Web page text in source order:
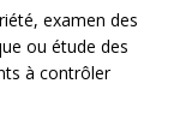
examen des
ou étude des
à contrôler